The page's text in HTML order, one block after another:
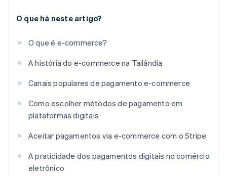
O que há neste artigo?
O que é e-commerce?
A história do e-commerce na Tailândia
Canais populares de pagamento e-commerce
Como escolher métodos de pagamento em
plataformas digitais
Aceitar pagamentos via e-commerce com o Stripe
A praticidade dos pagamentos digitais no comércio
eletrônico